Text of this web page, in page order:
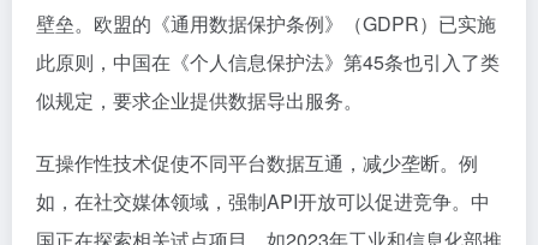
壁垒。欧盟的《通用数据保护条例》（GDPR）已实施
此原则，中国在《个人信息保护法》第45条也引入了类
似规定，要求企业提供数据导出服务。
互操作性技术促使不同平台数据互通，减少垄断。例
如，在社交媒体领域，强制API开放可以促进竞争。中